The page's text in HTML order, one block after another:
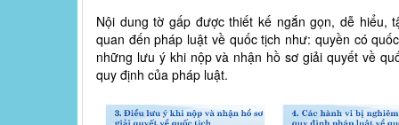
Nội dung tờ gấp được thiết kế ngắn gọn, dễ hiểu,
quan đến pháp luật về quốc tịch như: quyền có
những lưu ý khi nộp và nhận hồ sơ giải quyết về
quy định của pháp luật.